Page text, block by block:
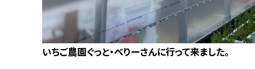
いちご農園ぐっと・べりーさんに行って来ました。